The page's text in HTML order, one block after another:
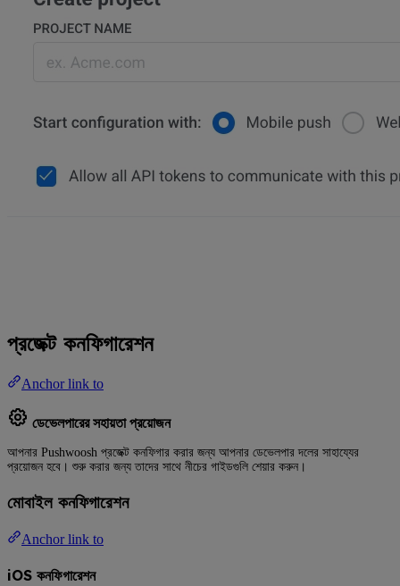
প্রজেক্ট কনফিগারেশন
Anchor link to
ডেভেলপারের সহায়তা প্রয়োজন
আপনার Pushwoosh প্রজেক্ট কনফিগার করার জন্য আপনার ডেভেলপার দলের সাহায্যের
প্রয়োজন হবে। শুরু করার জন্য তাদের সাথে নীচের গাইডগুলি শেয়ার করুন।
মোবাইল কনফিগারেশন
Anchor link to
iOS কনফিগারেশন